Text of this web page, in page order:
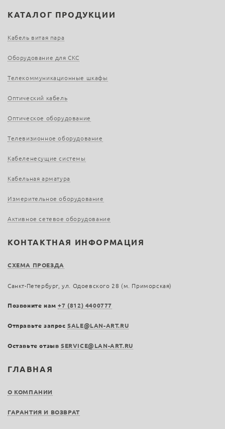
ГЛАВНАЯ
О КОМПАНИИ
ГАРАНТИЯ И ВОЗВРАТ
КАТАЛОГ ПРОДУКЦИИ
Кабель витая пара
Оборудование для СКС
Телекоммуникационные шкафы
Оптический кабель
Оптическое оборудование
Телевизионное оборудование
Кабеленесущие системы
Кабельная арматура
Измерительное оборудование
Активное сетевое оборудование
КОНТАКТНАЯ ИНФОРМАЦИЯ
СХЕМА ПРОЕЗДА
Санкт-Петербург, ул. Одоевского 28 (м. Приморская)
Позвоните нам+7 (812) 4400777
Отправьте запросSALE@LAN-ART.RU
Оставьте отзыв SERVICE@LAN-ART.RU